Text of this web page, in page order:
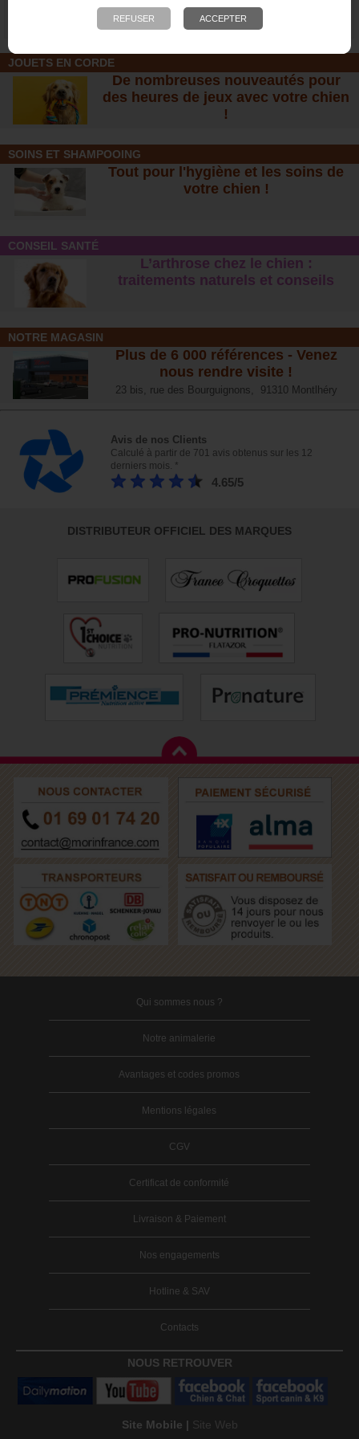
19,00 € 19,50 €
JOUETS EN CORDE
De nombreuses nouveautés pour
des heures de jeux avec votre chien
!
SOINS ET SHAMPOOING
Tout pour l'hygiène et les soins de
votre chien !
CONSEIL SANTÉ
L’arthrose chez le chien :
traitements naturels et conseils
NOTRE MAGASIN
Plus de 6 000 références - Venez
nous rendre visite !
23 bis, rue des Bourguignons, 91310 Montlhéry
Avis de nos Clients
Calculé à partir de 701 avis obtenus sur les 12
derniers mois. *
4.65/5
DISTRIBUTEUR OFFICIEL DES MARQUES
Qui sommes nous ?
Notre animalerie
Avantages et codes promos
Mentions légales
CGV
Certificat de conformité
Livraison & Paiement
Nos engagements
Hotline & SAV
Contacts
NOUS RETROUVER
Site Mobile | Site Web